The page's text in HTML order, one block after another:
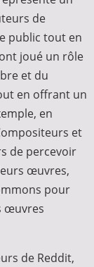
de
public tout en
joué un rôle
et du
en offrant un
en
et
de percevoir
œuvres,
pour
œuvres
de Reddit,